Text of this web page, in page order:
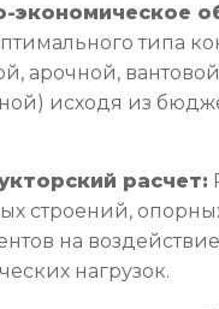
экономическое
типа
арочной,
исходя из
расчет:
строений,
на
нагрузок.